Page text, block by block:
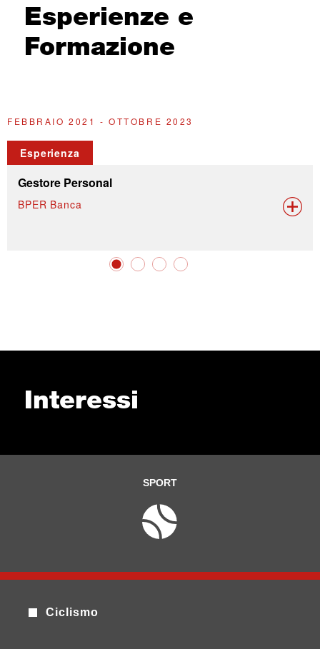
Esperienze e
Formazione
FEBBRAIO 2021 - OTTOBRE 2023
Esperienza
Gestore Personal
BPER Banca
Interessi
SPORT
Ciclismo